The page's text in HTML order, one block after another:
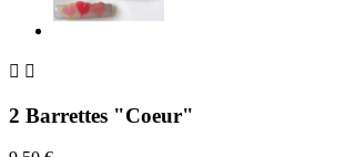
 
2 Barrettes "Coeur"